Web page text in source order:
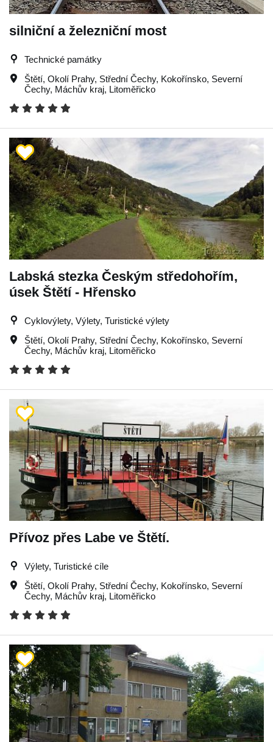
silniční a železniční most
Technické památky
Štětí, Okolí Prahy, Střední Čechy, Kokořínsko, Severní
Čechy, Máchův kraj, Litoměřicko
Labská stezka Českým středohořím,
úsek Štětí - Hřensko
Cyklovýlety, Výlety, Turistické výlety
Štětí, Okolí Prahy, Střední Čechy, Kokořínsko, Severní
Čechy, Máchův kraj, Litoměřicko
Přívoz přes Labe ve Štětí.
Výlety, Turistické cíle
Štětí, Okolí Prahy, Střední Čechy, Kokořínsko, Severní
Čechy, Máchův kraj, Litoměřicko